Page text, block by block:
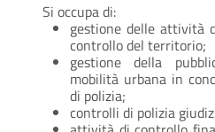
Si occupa di:
gestione delle attività
controllo del territorio;
gestione della
mobilità urbana in
di polizia;
controlli di polizia